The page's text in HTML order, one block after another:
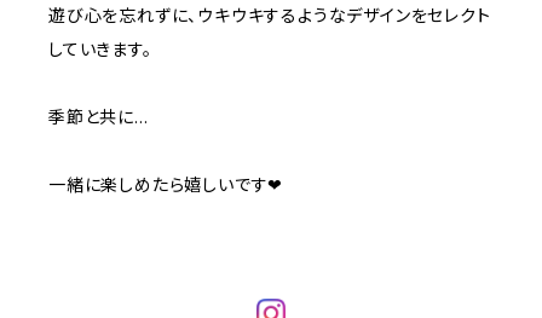
遊び心を忘れずに、ウキウキするようなデザインをセレクト
していきます。
季節と共に...
一緒に楽しめたら嬉しいです❤︎